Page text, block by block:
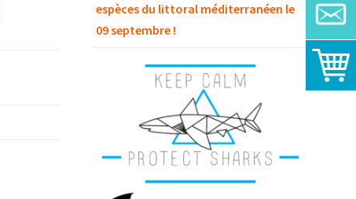
espèces du littoral méditerranéen le
09 septembre !